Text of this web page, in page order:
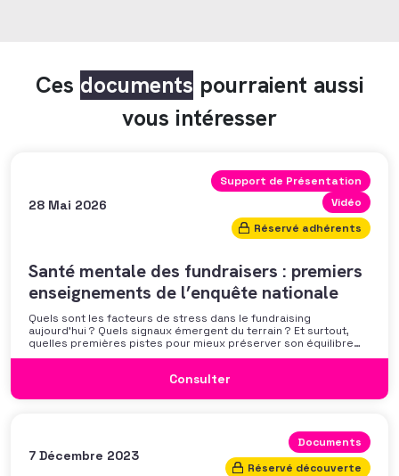
Ces documents pourraient aussi
vous intéresser
28 Mai 2026
Support de Présentation
Vidéo
Réservé adhérents
Santé mentale des fundraisers : premiers
enseignements de l’enquête nationale
Quels sont les facteurs de stress dans le fundraising
aujourd’hui ? Quels signaux émergent du terrain ? Et surtout,
quelles premières pistes pour mieux préserver son équilibre
professionnel ? L’AFF vous propose un webinaire pour découvrir
discussion autour des mécanismes
Consulter
7 Décembre 2023
Documents
Réservé découverte